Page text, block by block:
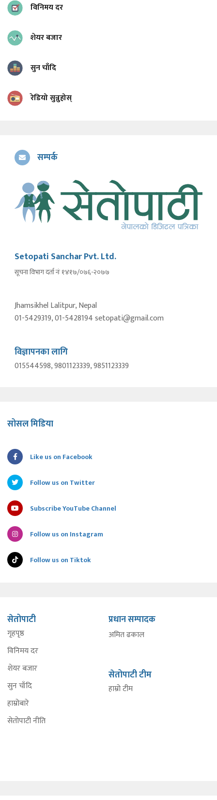
विनिमय दर
शेयर बजार
सुन चाँदि
रेडियो सुन्नुहोस्
सम्पर्क
Setopati Sanchar Pvt. Ltd.
सूचना विभाग दर्ता नंः १४१७/०७६-२०७७
Jhamsikhel Lalitpur, Nepal
01-5429319, 01-5428194 setopati@gmail.com
विज्ञापनका लागि
015544598, 9801123339, 9851123339
सोसल मिडिया
Like us on Facebook
Follow us on Twitter
Subscribe YouTube Channel
Follow us on Instagram
Follow us on Tiktok
सेतोपाटी
गृहपृष्ठ
विनिमय दर
शेयर बजार
सुन चाँदि
हाम्रोबारे
सेतोपाटी नीति
प्रधान सम्पादक
अमित ढकाल
सेतोपाटी टीम
हाम्रो टीम